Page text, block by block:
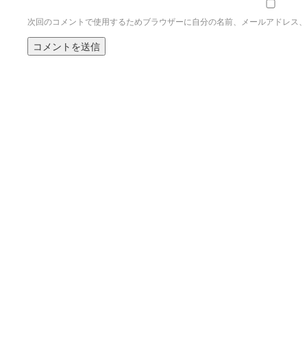
次回のコメントで使用するためブラウザーに自分の名前、メールアドレス